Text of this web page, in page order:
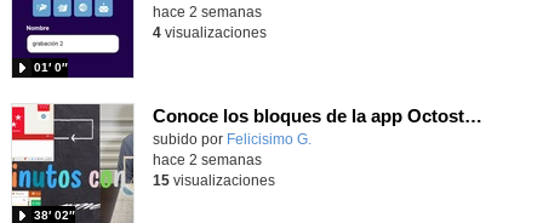
01′ 0″
hace 2 semanas
4visualizaciones
Conoce los bloques de la app Octostudio, gratuito, offline y para tu tablet y móvil - Contenido educativo
Contenido educativo.
subido por Felicisimo G.
38′ 02″
hace 2 semanas
15visualizaciones